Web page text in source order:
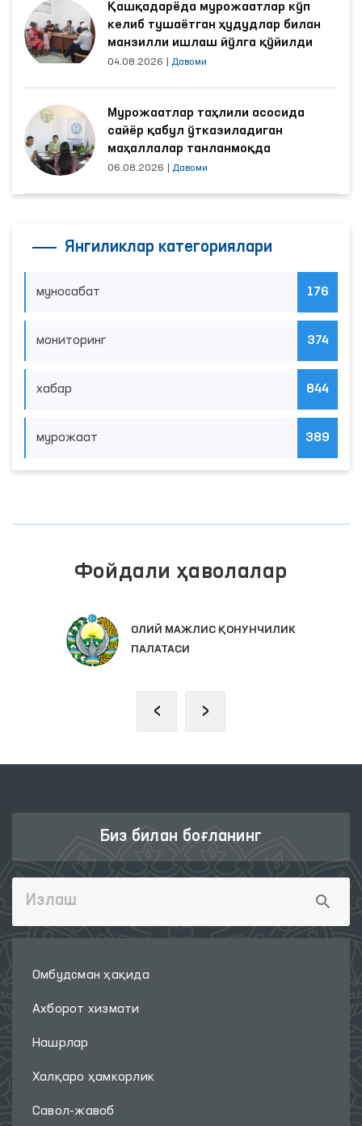
Қашқадарёда мурожаатлар кўп
келиб тушаётган ҳудудлар билан
манзилли ишлаш йўлга қўйилди
04.08.2026 Давоми
Мурожаатлар таҳлили асосида
сайёр қабул ўтказиладиган
маҳаллалар танланмоқда
06.08.2026 Давоми
Янгиликлар категориялари
муносабат 176
мониторинг 374
хабар 844
мурожаат 389
Фойдали ҳаволалар
ОЛИЙ МАЖЛИС ҚОНУНЧИЛИК
ПАЛАТАСИ
‹ ›
Биз билан боғланинг
Омбудсман ҳақида
Ахборот хизмати
Нашрлар
Халқаро ҳамкорлик
Савол-жавоб